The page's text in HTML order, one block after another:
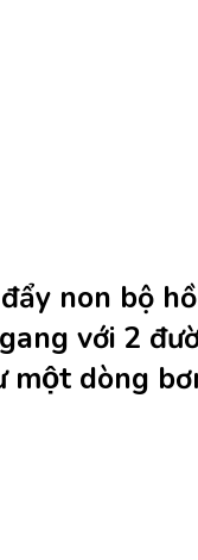
non bộ
với 2
dòng